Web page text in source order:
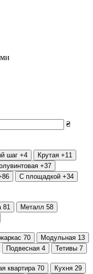
₴
шаг +4 Крутая +11
+37
С площадкой +34
81 Металл 58
70 Модульная 13
Подвесная 4 Тетивы 7
квартира 70 Кухня 29